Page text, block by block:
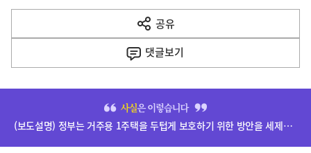
다
음
공유
열
기
댓글보기
(보도설명) 정부는 거주용 1주택을 두텁게 보호하기 위한 방안을 세제개편안에 담았습니다.